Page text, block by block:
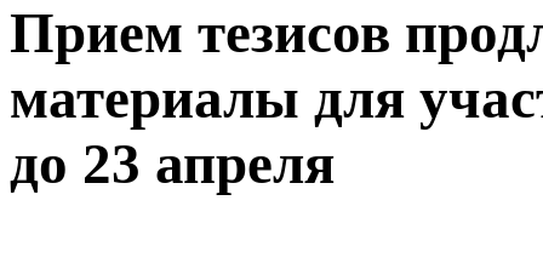
Прием тезисов
материалы для
до 23 апреля